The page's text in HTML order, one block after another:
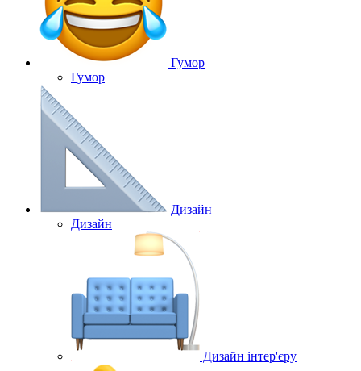
Гумор
Гумор
Дизайн
Дизайн
Дизайн інтер'єру